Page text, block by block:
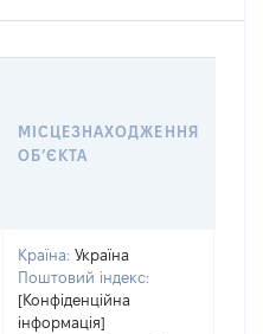
МІСЦЕЗНАХОДЖЕННЯ
ОБʼЄКТА
Країна: Україна
Поштовий індекс:
[Конфіденційна
інформація]